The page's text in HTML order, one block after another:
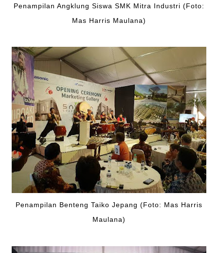
Penampilan Angklung Siswa SMK Mitra Industri (Foto:
Mas Harris Maulana)
Penampilan Benteng Taiko Jepang (Foto: Mas Harris
Maulana)